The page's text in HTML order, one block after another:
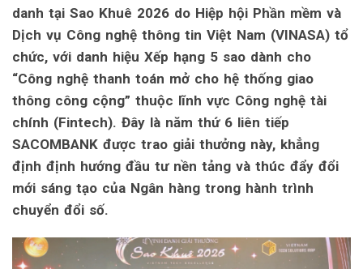
danh tại Sao Khuê 2026 do Hiệp hội Phần mềm và
Dịch vụ Công nghệ thông tin Việt Nam (VINASA) tổ
chức, với danh hiệu Xếp hạng 5 sao dành cho
“Công nghệ thanh toán mở cho hệ thống giao
thông công cộng” thuộc lĩnh vực Công nghệ tài
chính (Fintech). Đây là năm thứ 6 liên tiếp
SACOMBANK được trao giải thưởng này, khẳng
định định hướng đầu tư nền tảng và thúc đẩy đổi
mới sáng tạo của Ngân hàng trong hành trình
chuyển đổi số.